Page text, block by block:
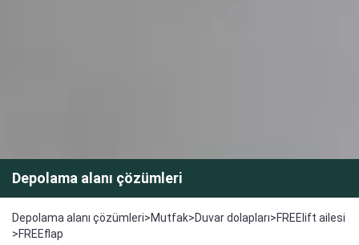
Depolama alanı çözümleri
Depolama alanı çözümleri>Mutfak>Duvar dolapları>FREElift ailesi
>FREEflap